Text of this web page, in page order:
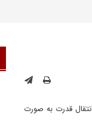
قدرت به صورت